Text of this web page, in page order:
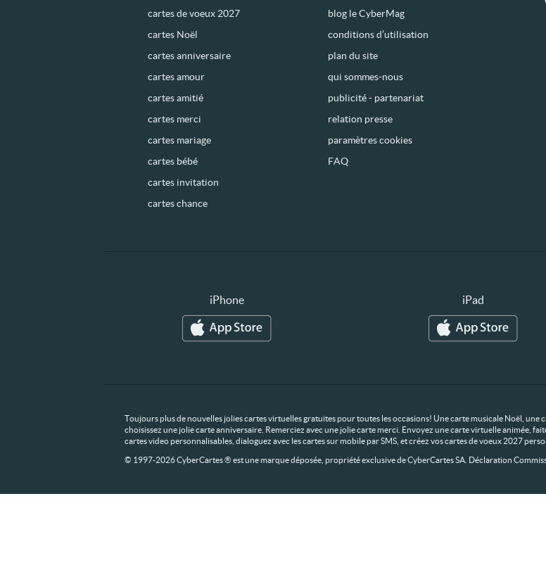
cartes de voeux 2027
cartes Noël
cartes anniversaire
cartes amour
cartes amitié
cartes merci
cartes mariage
cartes bébé
cartes invitation
cartes chance
blog le CyberMag
conditions d’utilisation
plan du site
qui sommes-nous
publicité - partenariat
relation presse
paramètres cookies
FAQ
iPhone iPad
Toujours plus de nouvelles jolies cartes virtuelles gratuites pour toutes les occasions! Une carte musicale Noël,
choisissez une jolie carte anniversaire. Remerciez avec une jolie carte merci. Envoyez une carte virtuelle animée,
cartes video personnalisables, dialoguez avec les cartes sur mobile par SMS, et créez vos cartes de voeux 2027
© 1997-2026 CyberCartes ® est une marque déposée, propriété exclusive de CyberCartes SA. Déclaration